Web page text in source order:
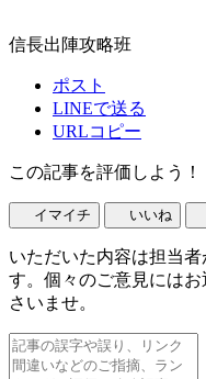
信長出陣攻略班
ポスト
LINEで送る
URLコピー
この記事を評価しよう！
イマイチ いいね
いただいた内容は担当
す。個々のご意見には
さいませ。